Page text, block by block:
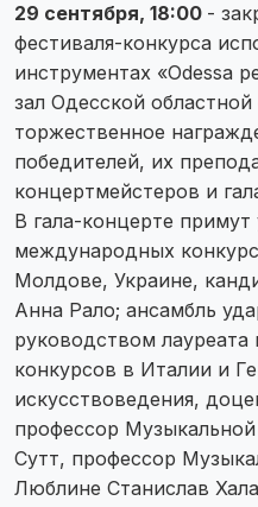
29 сентября, 18:00 -
фестиваля-конкурса
инструментах «Odessa
зал Одесской
торжественное
победителей, их
концертмейстеров и
В гала-концерте примут
международных
Молдове, Украине,
Анна Рало; ансамбль
руководством
конкурсов в Италии и
искусствоведения,
профессор
Сутт, профессор
Люблине Станислав